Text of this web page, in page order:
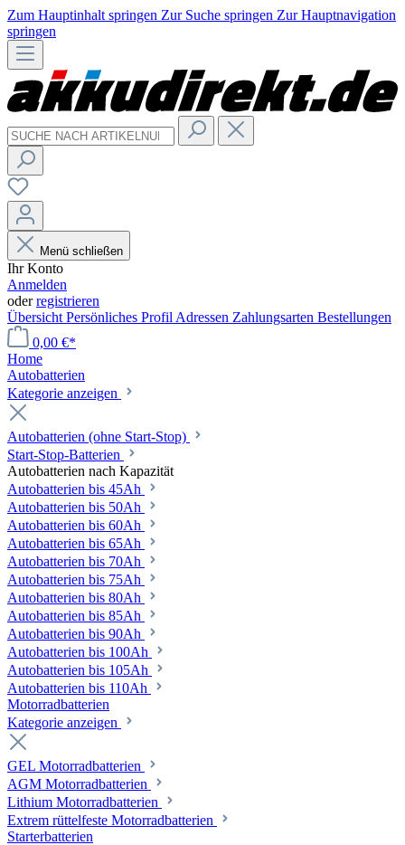
Zum Hauptinhalt springen Zur Suche springen Zur Hauptnavigation
springen
Menü schließen
Ihr Konto
Anmelden
oderregistrieren
Übersicht Persönliches Profil Adressen Zahlungsarten Bestellungen
0,00 €*
Home
Autobatterien
Kategorie anzeigen
Autobatterien (ohne Start-Stop)
Start-Stop-Batterien
Autobatterien nach Kapazität
Autobatterien bis 45Ah
Autobatterien bis 50Ah
Autobatterien bis 60Ah
Autobatterien bis 65Ah
Autobatterien bis 70Ah
Autobatterien bis 75Ah
Autobatterien bis 80Ah
Autobatterien bis 85Ah
Autobatterien bis 90Ah
Autobatterien bis 100Ah
Autobatterien bis 105Ah
Autobatterien bis 110Ah
Motorradbatterien
Kategorie anzeigen
GEL Motorradbatterien
AGM Motorradbatterien
Lithium Motorradbatterien
Extrem rüttelfeste Motorradbatterien
Starterbatterien